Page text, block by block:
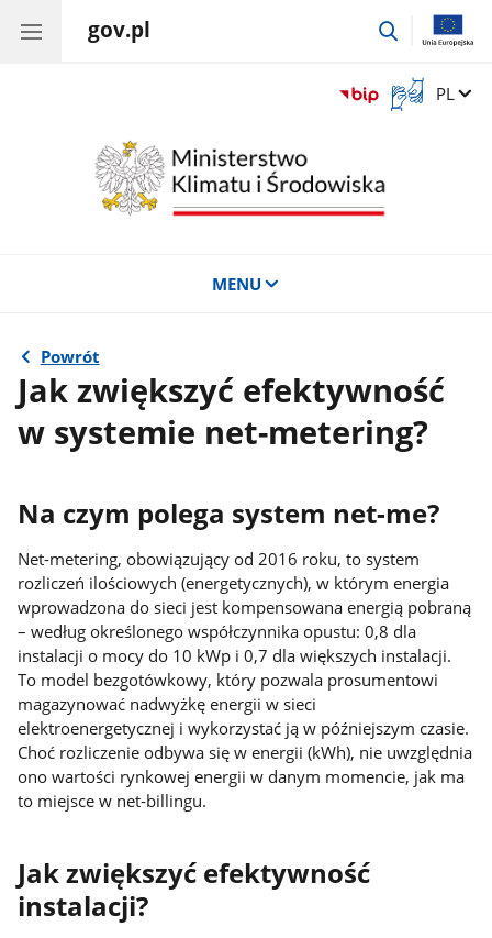
gov.pl
przejdź
Otwórz
okno
Zmień
PL
MENU
Powrót
Jak zwiększyć efektywność
w systemie net-metering?
Na czym polega system net-me?
Net-metering, obowiązujący od 2016 roku, to system
rozliczeń ilościowych (energetycznych), w którym energia
wprowadzona do sieci jest kompensowana energią pobraną
– według określonego współczynnika opustu: 0,8 dla
instalacji o mocy do 10 kWp i 0,7 dla większych instalacji.
To model bezgotówkowy, który pozwala prosumentowi
magazynować nadwyżkę energii w sieci
elektroenergetycznej i wykorzystać ją w późniejszym czasie.
Choć rozliczenie odbywa się w energii (kWh), nie uwzględnia
ono wartości rynkowej energii w danym momencie, jak ma
to miejsce w net-billingu.
Jak zwiększyć efektywność
instalacji?